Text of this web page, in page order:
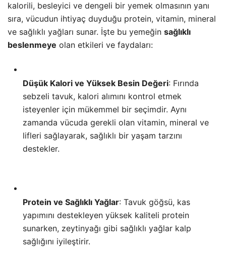
kalorili, besleyici ve dengeli bir yemek olmasının yanı
sıra, vücudun ihtiyaç duyduğu protein, vitamin, mineral
ve sağlıklı yağları sunar. İşte bu yemeğin sağlıklı
beslenmeye olan etkileri ve faydaları:
Düşük Kalori ve Yüksek Besin Değeri: Fırında
sebzeli tavuk, kalori alımını kontrol etmek
isteyenler için mükemmel bir seçimdir. Aynı
zamanda vücuda gerekli olan vitamin, mineral ve
lifleri sağlayarak, sağlıklı bir yaşam tarzını
destekler.
Protein ve Sağlıklı Yağlar: Tavuk göğsü, kas
yapımını destekleyen yüksek kaliteli protein
sunarken, zeytinyağı gibi sağlıklı yağlar kalp
sağlığını iyileştirir.